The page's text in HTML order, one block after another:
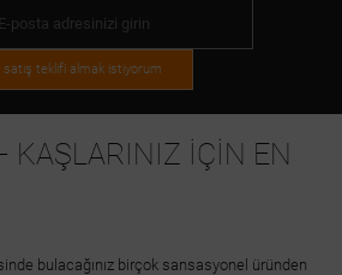
satış teklifi almak istiyorum
KAŞLARINIZ İÇİN EN
bulacağınız birçok sansasyonel üründen